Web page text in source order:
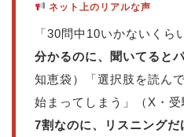
ネット上のリアルな声
「30問中10いかないくら
分かるのに、聞いてると
知恵袋）「選択肢を読ん
始まってしまう」（X・受
7割なのに、リスニング